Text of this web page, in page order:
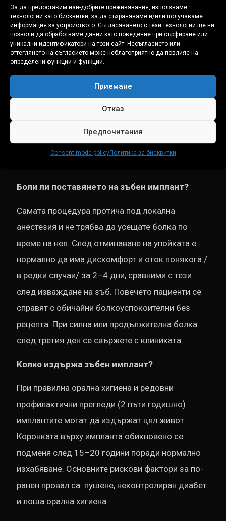
За да предоставим най-добрите преживявания, използваме
технологии като бисквитки, за да съхраняваме и/или получаваме
информация за устройството. Съгласяването с тези технологии ще ни
позволи да обработваме данни като поведение при сърфиране или
уникални идентификатори на този сайт. Несъгласието или
оттеглянето на съгласието може неблагоприятно да повлияе на
определени функции и функции.
Приемане
Отказ
Предпочитания
Consent mode policyПолитика за бисквитки
Нито едно решение не е универсално.
Единственият начин да разберете кое е
правилното за вас е след преглед с 3D
диагностика и коректен разговор с лекар, който
няма за цел да продаде конкретна процедура.
Често задавани въпроси за зъбни
Боли ли поставянето на зъбен имплант?
Самата процедура протича под локална
анестезия и не трябва да усещате болка по
време на нея. След отминаване на упойката е
нормално да има дискомфорт и оток понякога /
в редки случаи/ за 2–4 дни, сравними с тези
след изваждане на зъб. Повечето пациенти се
справят с обичайни болкоуспокоителни без
рецепта. При силна или продължителна болка
след третия ден се свържете с клиниката.
Колко издържа зъбен имплант?
При правилна орална хигиена и редовни
профилактични прегледи (2 пъти годишно)
имплантите могат да издържат цял живот.
Коронката върху импланта обикновено се
подменя след 15–20 години поради нормално
изхабяване. Основните рискови фактори за по-
ранен провал са: пушене, неконтролиран диабет
и лоша орална хигиена.